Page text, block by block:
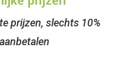
prijzen, slechts 10%
aanbetalen